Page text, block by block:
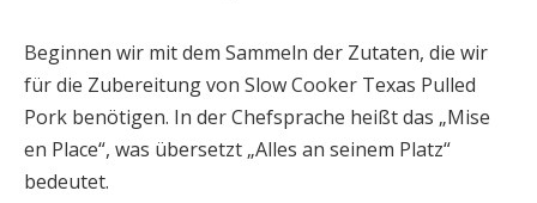
Beginnen wir mit dem Sammeln der Zutaten, die wir
für die Zubereitung von Slow Cooker Texas Pulled
Pork benötigen. In der Chefsprache heißt das „Mise
en Place“, was übersetzt „Alles an seinem Platz“
bedeutet.